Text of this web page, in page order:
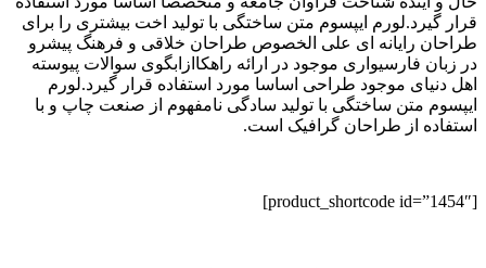
قرار گیرد.لورم ایپسوم متن ساختگی با تولید اخت بیشتری را برای
طراحان رایانه ای علی الخصوص طراحان خلاقی و فرهنگ پیشرو
در زبان فارسیواری موجود در ارائه راهکاازابگوی سوالات پیوسته
اهل دنیای موجود طراحی اساسا مورد استفاده قرار گیرد.لورم
ایپسوم متن ساختگی با تولید سادگی نامفهوم از صنعت چاپ و با
استفاده از طراحان گرافیک است.
[product_shortcode id=”1454″]